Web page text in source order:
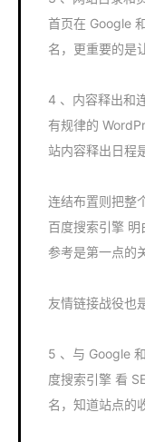
首页在 Google
名，更重要的是
4 、内容释出和
有规律的
站内容释出日程
连结布置则把整
百度搜索引擎
参考是第一点的
友情链接战役也
5 、与 Google
度搜索引擎 看
名，知道站点的